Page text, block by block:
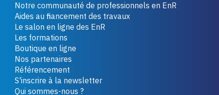
Notre communauté de professionnels en EnR
Aides au financement des travaux
Le salon en ligne des EnR
Les formations
Boutique en ligne
Nos partenaires
Référencement
S'inscrire à la newsletter
Qui sommes-nous ?